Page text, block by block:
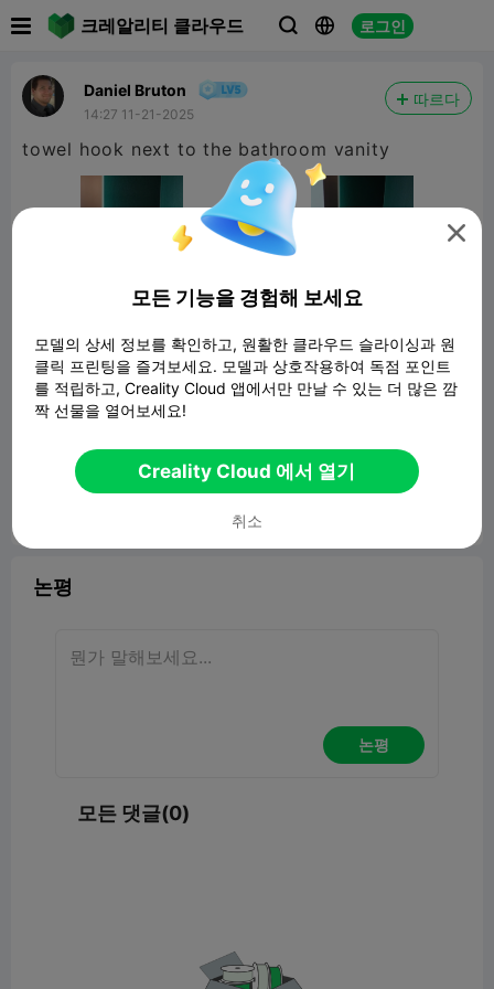
크레알리티 클라우드   로그인
Daniel Bruton
14:27 11-21-2025
따르다
towel hook next to the bathroom vanity
179.15KB 관련 3D 모델
3
논평
논평
모든 댓글(0)

모든 기능을 경험해 보세요
모델의 상세 정보를 확인하고, 원활한 클라우드 슬라이싱과 원
클릭 프린팅을 즐겨보세요. 모델과 상호작용하여 독점 포인트
를 적립하고, Creality Cloud 앱에서만 만날 수 있는 더 많은 깜
짝 선물을 열어보세요!
Creality Cloud 에서 열기
취소